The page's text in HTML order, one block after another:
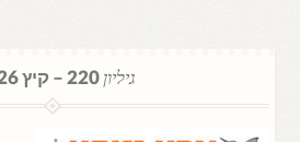
גיליון220 – קיץ 2026